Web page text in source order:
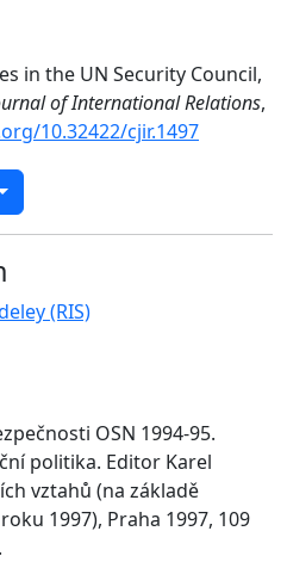
in the UN Security Council,
of International Relations,
10.32422/cjir.1497
(RIS)
OSN 1994-95.
politika. Editor Karel
vztahů (na základě
1997), Praha 1997, 109